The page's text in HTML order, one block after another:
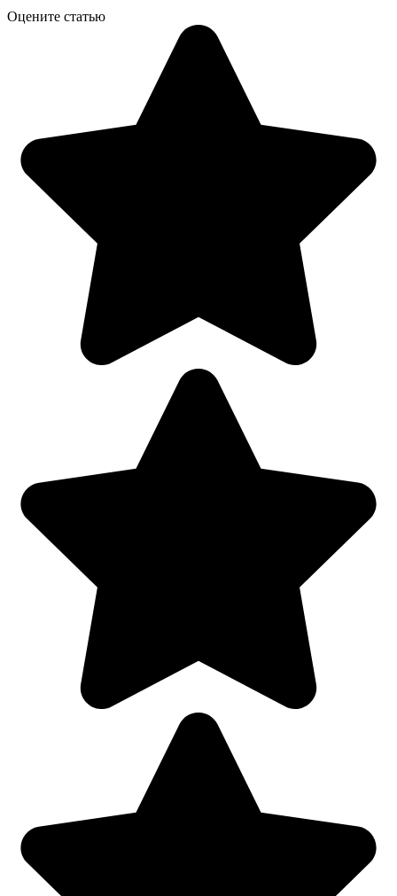
Оцените статью